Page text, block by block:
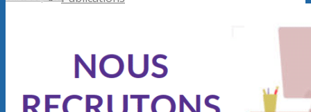
Adhérents AECiut